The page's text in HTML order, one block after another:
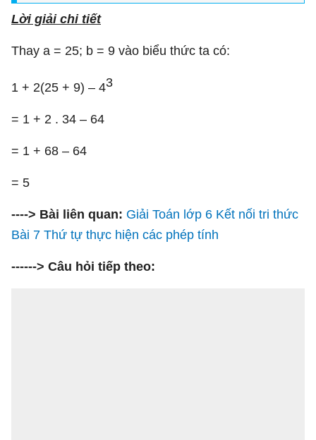
Lời giải chi tiết
Thay a = 25; b = 9 vào biểu thức ta có:
1 + 2(25 + 9) – 43
= 1 + 2 . 34 – 64
= 1 + 68 – 64
= 5
----> Bài liên quan: Giải Toán lớp 6 Kết nối tri thức
Bài 7 Thứ tự thực hiện các phép tính
------> Câu hỏi tiếp theo: